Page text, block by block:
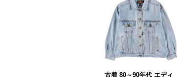
古着 80～90年代 エディ